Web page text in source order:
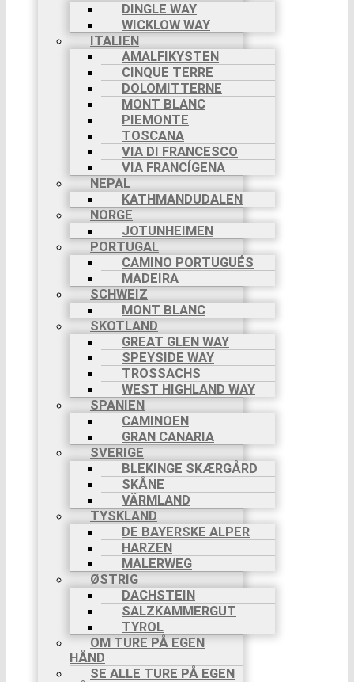
DINGLE WAY
WICKLOW WAY
ITALIEN
AMALFIKYSTEN
CINQUE TERRE
DOLOMITTERNE
MONT BLANC
PIEMONTE
TOSCANA
VIA DI FRANCESCO
VIA FRANCÍGENA
NEPAL
KATHMANDUDALEN
NORGE
JOTUNHEIMEN
PORTUGAL
CAMINO PORTUGUÉS
MADEIRA
SCHWEIZ
MONT BLANC
SKOTLAND
GREAT GLEN WAY
SPEYSIDE WAY
TROSSACHS
WEST HIGHLAND WAY
SPANIEN
CAMINOEN
GRAN CANARIA
SVERIGE
BLEKINGE SKÆRGÅRD
SKÅNE
VÄRMLAND
TYSKLAND
DE BAYERSKE ALPER
HARZEN
MALERWEG
ØSTRIG
DACHSTEIN
SALZKAMMERGUT
TYROL
OM TURE PÅ EGEN
HÅND
SE ALLE TURE PÅ EGEN